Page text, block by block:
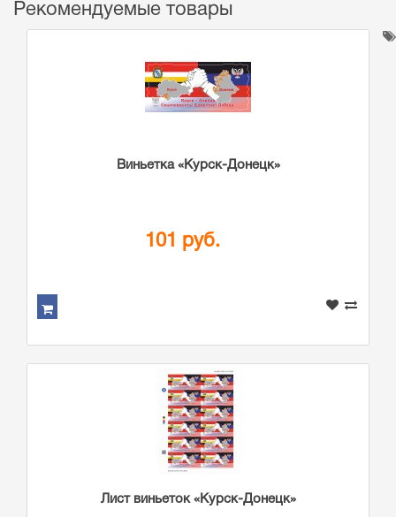
Рекомендуемые товары
Виньетка «Курск-Донецк»
101 руб.
Лист виньеток «Курск-Донецк»